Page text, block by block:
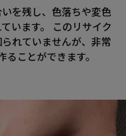
を残し、色落ちや変色
います。 このリサイク
れていませんが、非常
ことができます。